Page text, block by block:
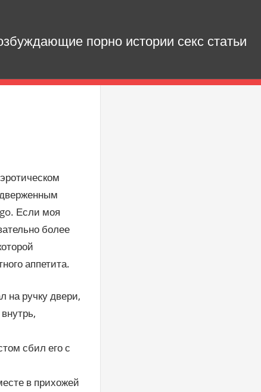
порно истории секс статьи
Если моя
более
аппетита.
на ручку двери,
сбил его с
в прихожей